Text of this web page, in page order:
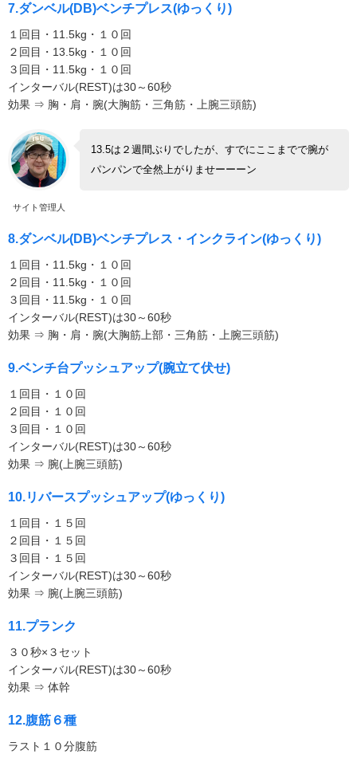
7.ダンベル(DB)ベンチプレス(ゆっくり)
１回目・11.5kg・１０回
２回目・13.5kg・１０回
３回目・11.5kg・１０回
インターバル(REST)は30～60秒
効果 ⇒ 胸・肩・腕(大胸筋・三角筋・上腕三頭筋)
サイト管理人
13.5は２週間ぶりでしたが、すでにここまでで腕が
パンパンで全然上がりませーーーン
8.ダンベル(DB)ベンチプレス・インクライン(ゆっくり)
１回目・11.5kg・１０回
２回目・11.5kg・１０回
３回目・11.5kg・１０回
インターバル(REST)は30～60秒
効果 ⇒ 胸・肩・腕(大胸筋上部・三角筋・上腕三頭筋)
9.ベンチ台プッシュアップ(腕立て伏せ)
１回目・１０回
２回目・１０回
３回目・１０回
インターバル(REST)は30～60秒
効果 ⇒ 腕(上腕三頭筋)
10.リバースプッシュアップ(ゆっくり)
１回目・１５回
２回目・１５回
３回目・１５回
インターバル(REST)は30～60秒
効果 ⇒ 腕(上腕三頭筋)
11.プランク
３０秒×３セット
インターバル(REST)は30～60秒
効果 ⇒ 体幹
12.腹筋６種
ラスト１０分腹筋